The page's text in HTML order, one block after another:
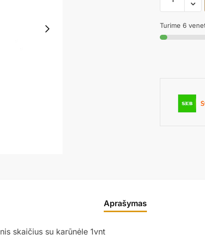
kiekis:
SILVER
4
Turime 6
Aprašymas
skaičius su karūnėle 1vnt